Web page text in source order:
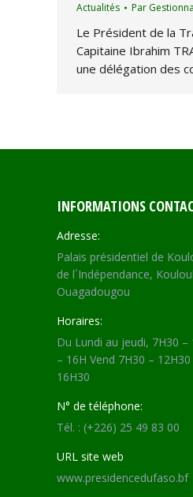
Actualités Par
Le Président de la
Capitaine Ibrahim
une délégation des
INFORMATIONS
Adresse:
Palais présidentiel de
de l´Indépendance,
Ouagadougou
Horaires:
Du Lundi au jeudi, 7H30 –
– 16H Vend 7H30 –
16H30
N° de téléphone:
Tél. : (+226) 25 49 83 00
URL site web
www.presidencedufaso.bf